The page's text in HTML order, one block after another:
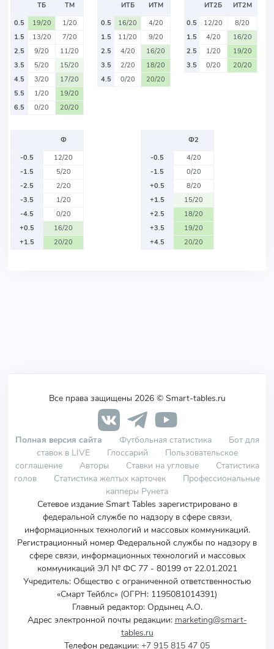
ТБ
ТМ
0.5
19/20
1/20
1.5
13/20
7/20
2.5
9/20
11/20
3.5
5/20
15/20
4.5
3/20
17/20
5.5
1/20
19/20
6.5
0/20 20/20
ИТБ
ИТМ
0.5
16/20
4/20
1.5
11/20
9/20
2.5
4/20
16/20
3.5
2/20
18/20
4.5
0/20 20/20
ИТ2Б
ИТ2М
0.5
12/20
8/20
1.5
4/20
16/20
2.5
1/20
19/20
3.5
0/20 20/20
Ф
-0.5
12/20
-1.5
5/20
-2.5
2/20
-3.5
1/20
-4.5
0/20
+0.5
16/20
+1.5
20/20
Ф2
-0.5
4/20
-1.5
0/20
+0.5
8/20
+1.5
15/20
+2.5
18/20
+3.5
19/20
+4.5
20/20
Все права защищены 2026 © Smart-tables.ru
Полная версия сайта Футбольная статистика
Бот для
ставок в LIVE
Глоссарий
Пользовательское
соглашение
Авторы Ставки на угловые
Статистика
голов
Статистика желтых карточек
Профессиональные
капперы Рунета
Сетевое издание Smart Tables зарегистрировано в
федеральной службе по надзору в сфере связи,
информационных технологий и массовых коммуникаций.
Регистрационный номер Федеральной службы по надзору в
сфере связи, информационных технологий и массовых
коммуникаций ЭЛ № ФС 77 - 80199 от 22.01.2021
Учредитель: Общество с ограниченной ответственностью
«Смарт Тейблс» (ОГРН: 1195081014391)
Главный редактор: Ордынец А.О.
Адрес электронной почты редакции: marketing@smart-
tables.ru
Телефон редакции: +7 915 815 47 05